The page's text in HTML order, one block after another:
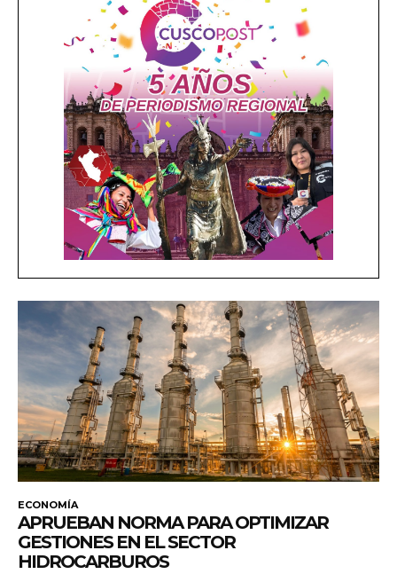
ECONOMÍA
APRUEBAN NORMA PARA OPTIMIZAR
GESTIONES EN EL SECTOR
HIDROCARBUROS